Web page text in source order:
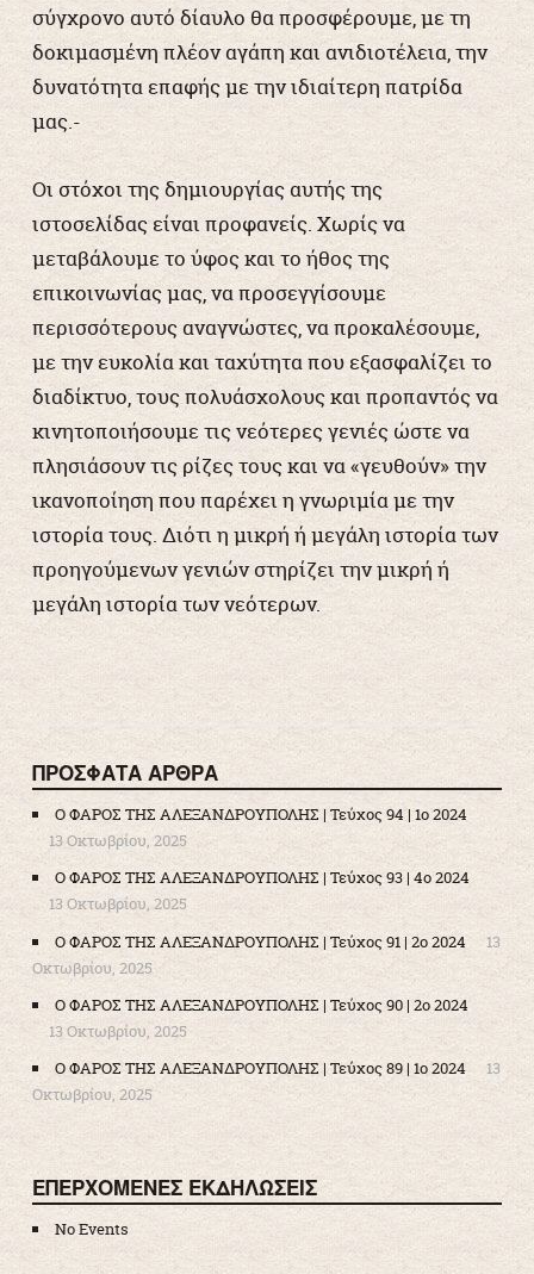
σύγχρονο αυτό δίαυλο θα προσφέρουμε, με τη
δοκιμασμένη πλέον αγάπη και ανιδιοτέλεια, την
δυνατότητα επαφής με την ιδιαίτερη πατρίδα
μας.-
Οι στόχοι της δημιουργίας αυτής της
ιστοσελίδας είναι προφανείς. Χωρίς να
μεταβάλουμε το ύφος και το ήθος της
επικοινωνίας μας, να προσεγγίσουμε
περισσότερους αναγνώστες, να προκαλέσουμε,
με την ευκολία και ταχύτητα που εξασφαλίζει το
διαδίκτυο, τους πολυάσχολους και προπαντός να
κινητοποιήσουμε τις νεότερες γενιές ώστε να
πλησιάσουν τις ρίζες τους και να «γευθούν» την
ικανοποίηση που παρέχει η γνωριμία με την
ιστορία τους. Διότι η μικρή ή μεγάλη ιστορία των
προηγούμενων γενιών στηρίζει την μικρή ή
μεγάλη ιστορία των νεότερων.
ΠΡΌΣΦΑΤΑ ΆΡΘΡΑ
Ο ΦΑΡΟΣ ΤΗΣ ΑΛΕΞΑΝΔΡΟΥΠΟΛΗΣ | Τεύχος 94 | 1ο 2024
13 Οκτωβρίου, 2025
Ο ΦΑΡΟΣ ΤΗΣ ΑΛΕΞΑΝΔΡΟΥΠΟΛΗΣ | Τεύχος 93 | 4ο 2024
13 Οκτωβρίου, 2025
Ο ΦΑΡΟΣ ΤΗΣ ΑΛΕΞΑΝΔΡΟΥΠΟΛΗΣ | Τεύχος 91 | 2ο 2024
13
Οκτωβρίου, 2025
Ο ΦΑΡΟΣ ΤΗΣ ΑΛΕΞΑΝΔΡΟΥΠΟΛΗΣ | Τεύχος 90 | 2ο 2024
13 Οκτωβρίου, 2025
Ο ΦΑΡΟΣ ΤΗΣ ΑΛΕΞΑΝΔΡΟΥΠΟΛΗΣ | Τεύχος 89 | 1ο 2024
13
Οκτωβρίου, 2025
ΕΠΕΡΧΟΜΕΝΕΣ ΕΚΔΗΛΩΣΕΙΣ
No Events